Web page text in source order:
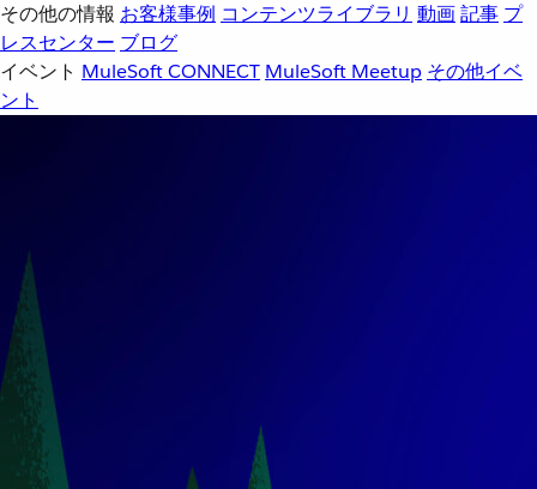
その他の情報 お客様事例 コンテンツライブラリ 動画記事 プ
レスセンター ブログ
イベント MuleSoft CONNECT MuleSoft Meetup その他イベ
ント